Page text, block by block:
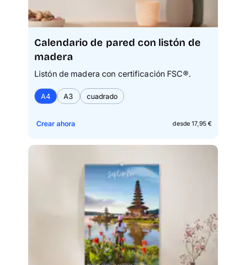
Calendario de pared con listón de
madera
Listón de madera con certificación FSC®.
A4 A3 cuadrado
desde 17,95 €
Crear ahora